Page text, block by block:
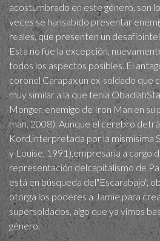
acostumbrado en este género, son
veces se hansabido presentar
reales, que presenten un
Esta no fue la excepción,
todos los aspectos posibles. El
coronel Carapax,un ex-soldado que
muy similar a la que tenía
Monger, enemigo de Iron Man en
man, 2008). Aunque el cerebro
Kord,interpretada por la mismísima
y Louise, 1991),empresaria a cargo
representación delcapitalismo de
está en búsqueda del"Escarabajo",
otorga los poderes a Jamie,para
supersoldados, algo que ya vimos
género.